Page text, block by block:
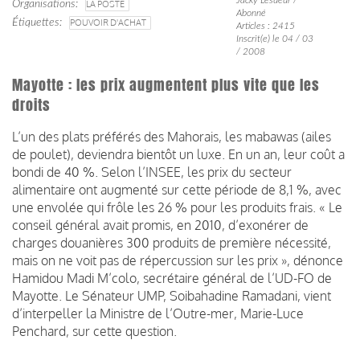
Organisations
LA POSTE
Étiquettes
POUVOIR D'ACHAT
Abonné
Articles : 2415
Inscrit(e) le 04 / 03
/ 2008
Mayotte : les prix augmentent plus vite que les
droits
L’un des plats préférés des Mahorais, les mabawas (ailes
de poulet), deviendra bientôt un luxe. En un an, leur coût a
bondi de 40 %. Selon l’INSEE, les prix du secteur
alimentaire ont augmenté sur cette période de 8,1 %, avec
une envolée qui frôle les 26 % pour les produits frais. « Le
conseil général avait promis, en 2010, d’exonérer de
charges douanières 300 produits de première nécessité,
mais on ne voit pas de répercussion sur les prix », dénonce
Hamidou Madi M’colo, secrétaire général de l’UD-FO de
Mayotte. Le Sénateur UMP, Soibahadine Ramadani, vient
d’interpeller la Ministre de l’Outre-mer, Marie-Luce
Penchard, sur cette question.